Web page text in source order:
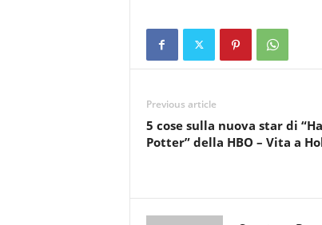
Previous article
5 cose sulla nuova star di
Potter” della HBO – Vita a